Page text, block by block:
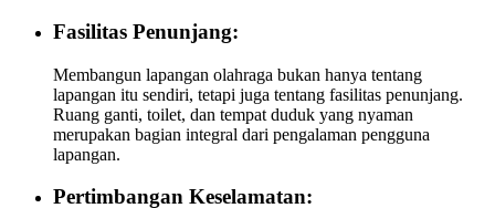
Fasilitas Penunjang:
Membangun lapangan olahraga bukan hanya tentang
lapangan itu sendiri, tetapi juga tentang fasilitas penunjang.
Ruang ganti, toilet, dan tempat duduk yang nyaman
merupakan bagian integral dari pengalaman pengguna
lapangan.
Pertimbangan Keselamatan: